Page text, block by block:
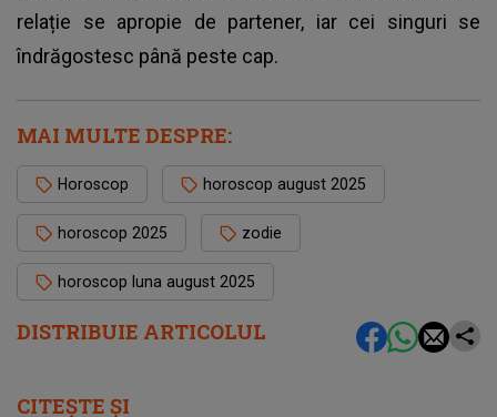
DISTRIBUIE ARTICOLUL
relație se apropie de partener, iar cei singuri se
îndrăgostesc până peste cap.
MAI MULTE DESPRE:
Horoscop horoscop august 2025
horoscop 2025 zodie
horoscop luna august 2025
CITEȘTE ȘI